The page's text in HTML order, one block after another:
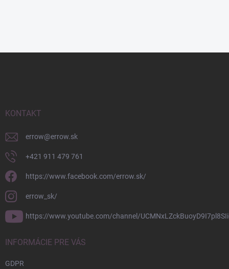
KONTAKT
errow@errow.sk
+421 911 479 761
https://www.facebook.com/errow.sk/
errow_sk/
https://www.youtube.com/channel/
INFORMÁCIE PRE VÁS
GDPR